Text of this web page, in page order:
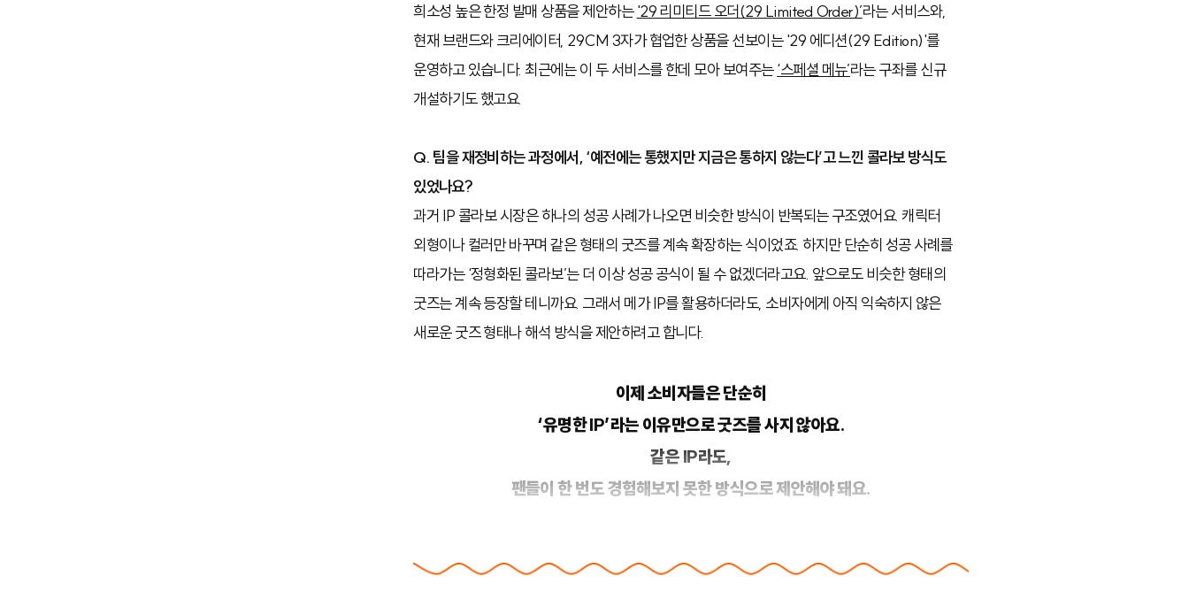
희소성 높은 한정 발매 상품을 제안하는'29 리미티드 오더(29 Limited Order)’라는 서비스와,
현재 브랜드와 크리에이터, 29CM 3자가 협업한 상품을 선보이는 '29 에디션(29 Edition)'를
운영하고 있습니다. 최근에는 이 두 서비스를 한데 모아 보여주는‘스페셜 메뉴’라는 구좌를 신규
개설하기도 했고요.
Q. 팀을 재정비하는 과정에서, ‘예전에는 통했지만 지금은 통하지 않는다’고 느낀 콜라보 방식도
있었나요?
과거 IP 콜라보 시장은 하나의 성공 사례가 나오면 비슷한 방식이 반복되는 구조였어요. 캐릭터
외형이나 컬러만 바꾸며 같은 형태의 굿즈를 계속 확장하는 식이었죠. 하지만단순히 성공 사례를
따라가는 ‘정형화된 콜라보’는 더 이상 성공 공식이 될 수 없겠더라고요. 앞으로도 비슷한 형태의
굿즈는 계속 등장할 테니까요. 그래서 메가 IP를 활용하더라도, 소비자에게 아직 익숙하지 않은
새로운 굿즈 형태나 해석 방식을 제안하려고 합니다.
이제 소비자들은 단순히
‘유명한 IP’라는 이유만으로 굿즈를 사지 않아요.
같은 IP라도,
팬들이 한 번도 경험해보지 못한 방식으로 제안해야 돼요.